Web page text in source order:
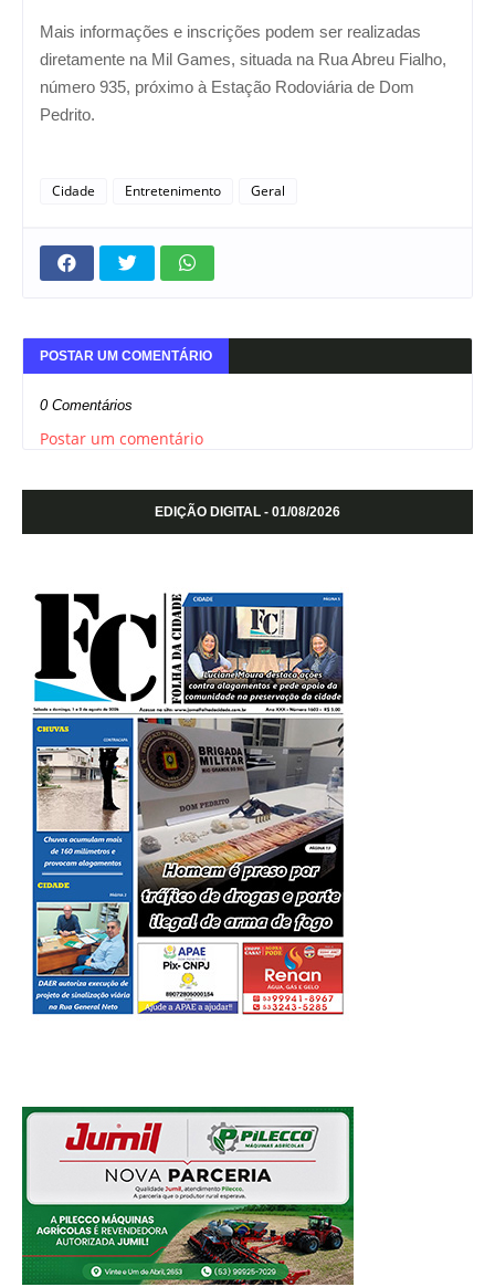
Mais informações e inscrições podem ser realizadas
diretamente na Mil Games, situada na Rua Abreu Fialho,
número 935, próximo à Estação Rodoviária de Dom
Pedrito.
Cidade Entretenimento Geral
POSTAR UM COMENTÁRIO
0 Comentários
Postar um comentário
EDIÇÃO DIGITAL - 01/08/2026